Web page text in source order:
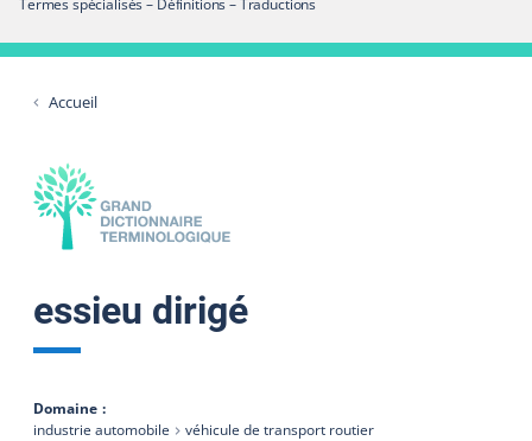
Accueil
essieu dirigé
Domaine
industrie automobile
véhicule de transport routier